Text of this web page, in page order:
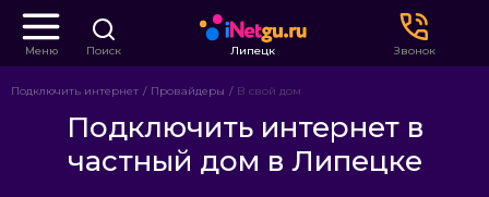
Меню Поиск Липецк Звонок
Подключить интернет Провайдеры В свой дом
Подключить интернет в
частный дом в Липецке